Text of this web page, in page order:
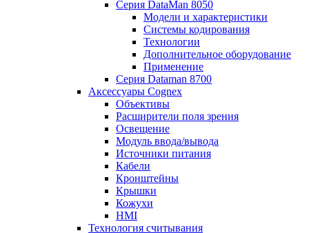
Серия DataMan 8050
Модели и характеристики
Системы кодирования
Технологии
Дополнительное оборудование
Применение
Серия Dataman 8700
Аксессуары Cognex
Объективы
Расширители поля зрения
Освещение
Модуль ввода/вывода
Источники питания
Кабели
Кронштейны
Крышки
Кожухи
HMI
Технология считывания